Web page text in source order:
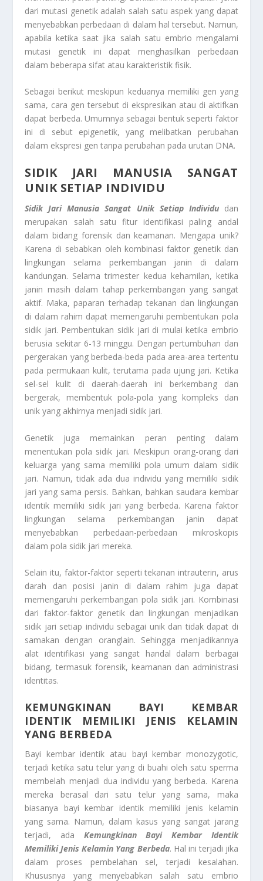
dari mutasi genetik adalah salah satu aspek yang dapat
menyebabkan perbedaan di dalam hal tersebut. Namun,
apabila ketika saat jika salah satu embrio mengalami
mutasi genetik ini dapat menghasilkan perbedaan
dalam beberapa sifat atau karakteristik fisik.
Sebagai berikut meskipun keduanya memiliki gen yang
sama, cara gen tersebut di ekspresikan atau di aktifkan
dapat berbeda. Umumnya sebagai bentuk seperti faktor
ini di sebut epigenetik, yang melibatkan perubahan
dalam ekspresi gen tanpa perubahan pada urutan DNA.
SIDIK JARI MANUSIA SANGAT
UNIK SETIAP INDIVIDU
Sidik Jari Manusia Sangat Unik Setiap Individudan
merupakan salah satu fitur identifikasi paling andal
dalam bidang forensik dan keamanan. Mengapa unik?
Karena di sebabkan oleh kombinasi faktor genetik dan
lingkungan selama perkembangan janin di dalam
kandungan. Selama trimester kedua kehamilan, ketika
janin masih dalam tahap perkembangan yang sangat
aktif. Maka, paparan terhadap tekanan dan lingkungan
di dalam rahim dapat memengaruhi pembentukan pola
sidik jari. Pembentukan sidik jari di mulai ketika embrio
berusia sekitar 6-13 minggu. Dengan pertumbuhan dan
pergerakan yang berbeda-beda pada area-area tertentu
pada permukaan kulit, terutama pada ujung jari. Ketika
sel-sel kulit di daerah-daerah ini berkembang dan
bergerak, membentuk pola-pola yang kompleks dan
unik yang akhirnya menjadi sidik jari.
Genetik juga memainkan peran penting dalam
menentukan pola sidik jari. Meskipun orang-orang dari
keluarga yang sama memiliki pola umum dalam sidik
jari. Namun, tidak ada dua individu yang memiliki sidik
jari yang sama persis. Bahkan, bahkan saudara kembar
identik memiliki sidik jari yang berbeda. Karena faktor
lingkungan selama perkembangan janin dapat
menyebabkan perbedaan-perbedaan mikroskopis
dalam pola sidik jari mereka.
Selain itu, faktor-faktor seperti tekanan intrauterin, arus
darah dan posisi janin di dalam rahim juga dapat
memengaruhi perkembangan pola sidik jari. Kombinasi
dari faktor-faktor genetik dan lingkungan menjadikan
sidik jari setiap individu sebagai unik dan tidak dapat di
samakan dengan oranglain. Sehingga menjadikannya
alat identifikasi yang sangat handal dalam berbagai
bidang, termasuk forensik, keamanan dan administrasi
identitas.
KEMUNGKINAN BAYI KEMBAR
IDENTIK MEMILIKI JENIS KELAMIN
YANG BERBEDA
Bayi kembar identik atau bayi kembar monozygotic,
terjadi ketika satu telur yang di buahi oleh satu sperma
membelah menjadi dua individu yang berbeda. Karena
mereka berasal dari satu telur yang sama, maka
biasanya bayi kembar identik memiliki jenis kelamin
yang sama. Namun, dalam kasus yang sangat jarang
terjadi, ada Kemungkinan Bayi Kembar Identik
Memiliki Jenis Kelamin Yang Berbeda. Hal ini terjadi jika
dalam proses pembelahan sel, terjadi kesalahan.
Khususnya yang menyebabkan salah satu embrio